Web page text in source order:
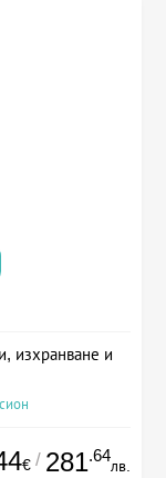
изхранване и
€ / 281.64
лв.